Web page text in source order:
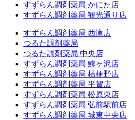
すずらん調剤薬局 かにた店
すずらん調剤薬局 観光通り店
すずらん調剤薬局 西滝店
つるた調剤薬局
つるた調剤薬局 中央店
すずらん調剤薬局 鯵ヶ沢店
すずらん調剤薬局 桔梗野店
すずらん調剤薬局 平賀店
すずらん調剤薬局 松原東店
すずらん調剤薬局 弘前駅前店
すずらん調剤薬局 城東中央店